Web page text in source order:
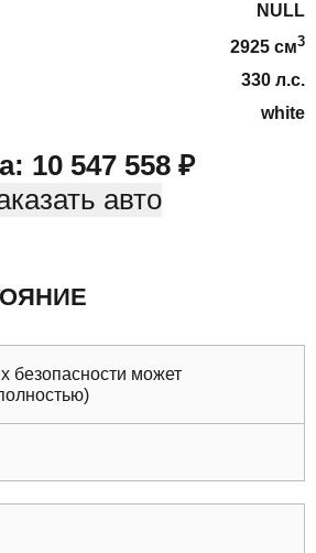
NULL
2925 cм3
330 л.с.
white
10 547 558₽
авто
безопасности может